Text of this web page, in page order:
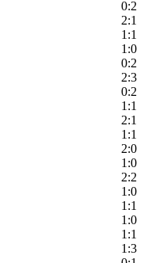
0:2
2:1
1:1
1:0
0:2
2:3
0:2
1:1
2:1
1:1
2:0
1:0
2:2
1:0
1:1
1:0
1:1
1:3